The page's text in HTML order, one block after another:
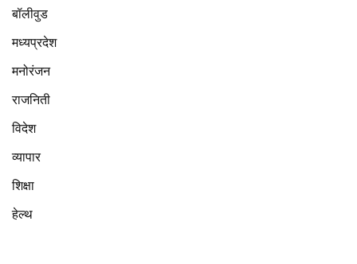
बॉलीवुड
मध्यप्रदेश
मनोरंजन
राजनिती
विदेश
व्यापार
शिक्षा
हेल्थ